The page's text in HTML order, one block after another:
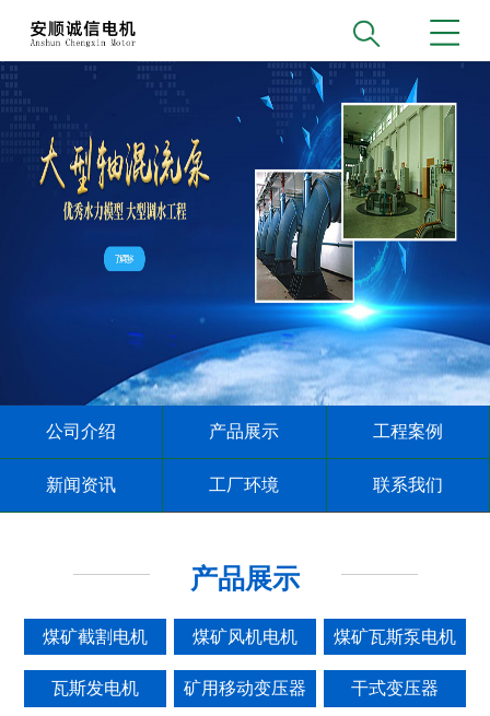
公司介绍 产品展示 工程案例
新闻资讯 工厂环境 联系我们
产品展示
煤矿截割电机 煤矿风机电机 煤矿瓦斯泵电机
瓦斯发电机 矿用移动变压器 干式变压器